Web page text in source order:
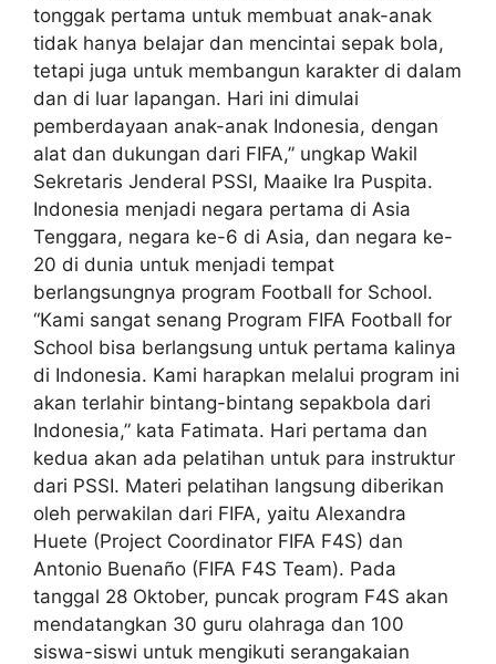
tonggak pertama untuk membuat anak-anak
tidak hanya belajar dan mencintai sepak bola,
tetapi juga untuk membangun karakter di dalam
dan di luar lapangan. Hari ini dimulai
pemberdayaan anak-anak Indonesia, dengan
alat dan dukungan dari FIFA,” ungkap Wakil
Sekretaris Jenderal PSSI, Maaike Ira Puspita.
Indonesia menjadi negara pertama di Asia
Tenggara, negara ke-6 di Asia, dan negara ke-
20 di dunia untuk menjadi tempat
berlangsungnya program Football for School.
“Kami sangat senang Program FIFA Football for
School bisa berlangsung untuk pertama kalinya
di Indonesia. Kami harapkan melalui program ini
akan terlahir bintang-bintang sepakbola dari
Indonesia,” kata Fatimata. Hari pertama dan
kedua akan ada pelatihan untuk para instruktur
dari PSSI. Materi pelatihan langsung diberikan
oleh perwakilan dari FIFA, yaitu Alexandra
Huete (Project Coordinator FIFA F4S) dan
Antonio Buenaño (FIFA F4S Team). Pada
tanggal 28 Oktober, puncak program F4S akan
mendatangkan 30 guru olahraga dan 100
siswa-siswi untuk mengikuti serangakaian